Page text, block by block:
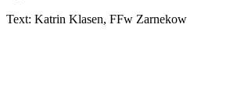
Text: Katrin Klasen, FFw Zarnekow